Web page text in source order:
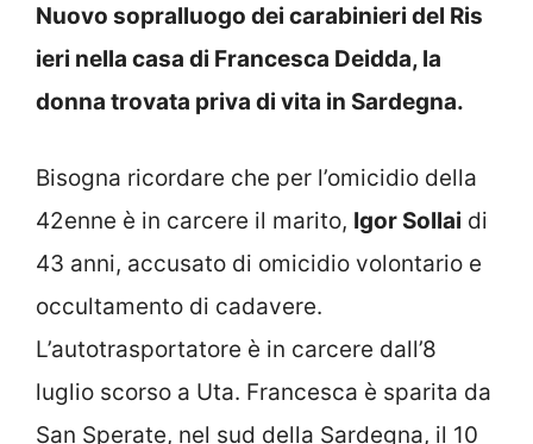
Nuovo sopralluogo dei carabinieri del Ris
ieri nella casa di Francesca Deidda, la
donna trovata priva di vita in Sardegna.
Bisogna ricordare che per l’omicidio della
42enne è in carcere il marito, Igor Sollai di
43 anni, accusato di omicidio volontario e
occultamento di cadavere.
L’autotrasportatore è in carcere dall’8
luglio scorso a Uta. Francesca è sparita da
San Sperate, nel sud della Sardegna, il 10